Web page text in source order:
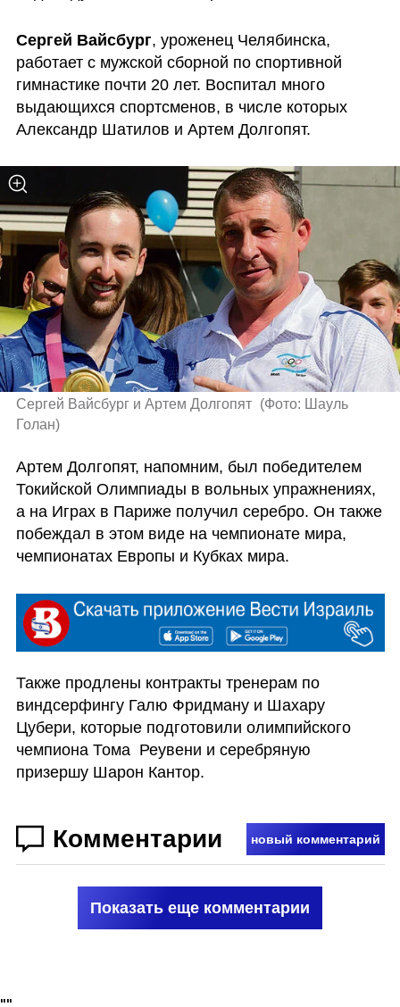
Сергей Вайсбург, уроженец Челябинска,
работает с мужской сборной по спортивной
гимнастике почти 20 лет. Воспитал много
выдающихся спортсменов, в числе которых
Александр Шатилов и Артем Долгопят.
Сергей Вайсбург и Артем Долгопят (Фото: Шауль
Голан)
Артем Долгопят, напомним, был победителем
Токийской Олимпиады в вольных упражнениях,
а на Играх в Париже получил серебро. Он также
побеждал в этом виде на чемпионате мира,
чемпионатах Европы и Кубках мира.
Также продлены контракты тренерам по
виндсерфингу Галю Фридману и Шахару
Цубери, которые подготовили олимпийского
чемпиона Тома  Реувени и серебряную
призершу Шарон Кантор.
Комментарии новый комментарий
Показать еще комментарии